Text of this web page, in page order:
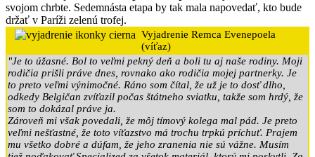
svojom chrbte. Sedemnásta etapa by tak mala napovedať, kto bude
držať v Paríži zelenú trofej.
Vyjadrenie Remca Evenepoela
(víťaz)
"Je to úžasné. Bol to veľmi pekný deň a boli tu aj naše rodiny. Moji
rodičia prišli práve dnes, rovnako ako rodičia mojej partnerky. Je
to preto veľmi výnimočné. Ráno som čítal, že už je to dosť dlho,
odkedy Belgičan zvíťazil počas štátneho sviatku, takže som hrdý, že
som to dokázal práve ja.
Zároveň mi však povedali, že môj tímový kolega mal pád. Je preto
veľmi nešťastné, že toto víťazstvo má trochu trpkú príchuť. Prajem
mu všetko dobré a dúfam, že jeho zranenia nie sú vážne. Musím